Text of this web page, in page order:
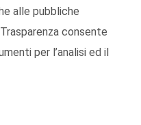
alle pubbliche
consente
per l’analisi ed il